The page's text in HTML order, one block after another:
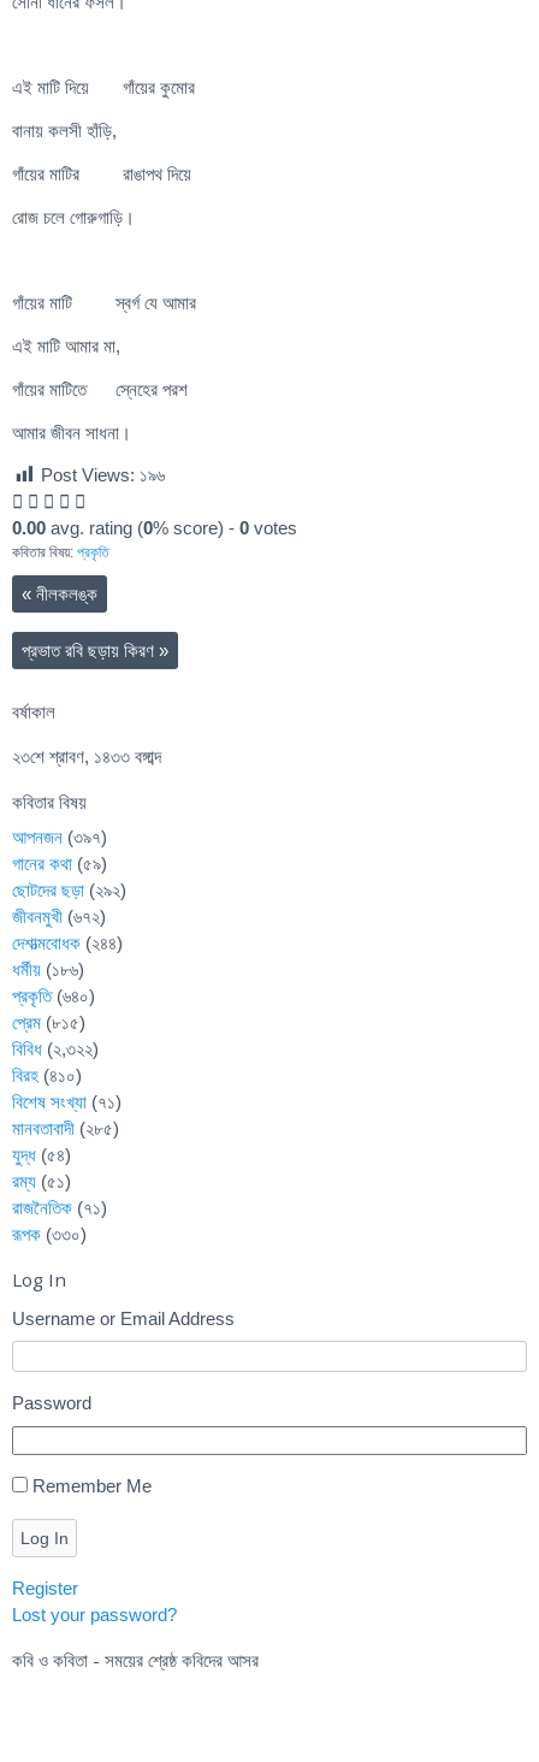
এই মাটি দিয়ে গাঁয়ের কুমোর
বানায় কলসী হাঁড়ি,
গাঁয়ের মাটির রাঙাপথ দিয়ে
রোজ চলে গোরুগাড়ি।
গাঁয়ের মাটি স্বর্গ যে আমার
এই মাটি আমার মা,
গাঁয়ের মাটিতে স্নেহের পরশ
আমার জীবন সাধনা।
Post Views: ১৯৬
0.00 avg. rating (0% score) - 0 votes
কবিতার বিষয়: প্রকৃতি
« নীলকলঙ্ক
প্রভাত রবি ছড়ায় কিরণ »
বর্ষাকাল
২৩শে শ্রাবণ, ১৪৩৩ বঙ্গাব্দ
কবিতার বিষয়
আপনজন (৩৯৭)
গানের কথা (৫৯)
ছোটদের ছড়া (২৯২)
জীবনমুখী (৬৭২)
দেশাত্মবোধক (২৪৪)
ধর্মীয় (১৮৬)
প্রকৃতি(৬৪০)
প্রেম (৮১৫)
বিবিধ (২,৩২২)
বিরহ (৪১০)
বিশেষ সংখ্যা (৭১)
মানবতাবাদী (২৮৫)
যুদ্ধ (৫৪)
রম্য (৫১)
রাজনৈতিক (৭১)
রূপক (৩৩০)
Log In
Username or Email Address
Password
Remember Me
Log In
Register
Lost your password?
কবি ও কবিতা - সময়ের শ্রেষ্ঠ কবিদের আসর